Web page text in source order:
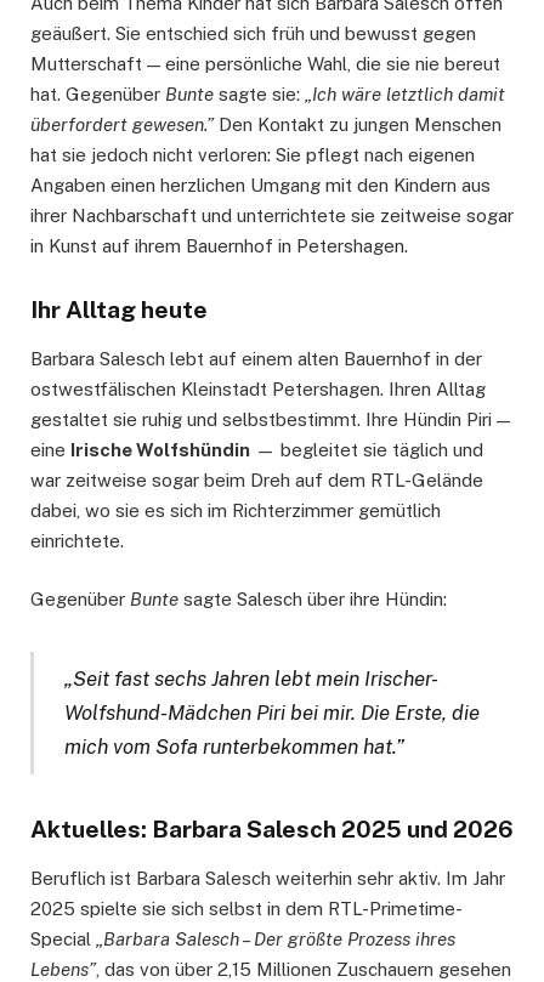
geäußert. Sie entschied sich früh und bewusst gegen
Mutterschaft — eine persönliche Wahl, die sie nie bereut
hat. Gegenüber Bunte sagte sie:
„Ich wäre letztlich damit
überfordert gewesen.”Den Kontakt zu jungen Menschen
hat sie jedoch nicht verloren: Sie pflegt nach eigenen
Angaben einen herzlichen Umgang mit den Kindern aus
ihrer Nachbarschaft und unterrichtete sie zeitweise sogar
in Kunst auf ihrem Bauernhof in Petershagen.
Ihr Alltag heute
Barbara Salesch lebt auf einem alten Bauernhof in der
ostwestfälischen Kleinstadt Petershagen. Ihren Alltag
gestaltet sie ruhig und selbstbestimmt. Ihre Hündin Piri —
eine Irische Wolfshündin — begleitet sie täglich und
war zeitweise sogar beim Dreh auf dem RTL-Gelände
dabei, wo sie es sich im Richterzimmer gemütlich
einrichtete.
Gegenüber Bunte sagte Salesch über ihre Hündin:
„Seit fast sechs Jahren lebt mein Irischer-
Wolfshund-Mädchen Piri bei mir. Die Erste, die
mich vom Sofa runterbekommen hat.”
Aktuelles: Barbara Salesch 2025 und 2026
Beruflich ist Barbara Salesch weiterhin sehr aktiv. Im Jahr
2025 spielte sie sich selbst in dem RTL-Primetime-
Special
„Barbara Salesch – Der größte Prozess ihres
Lebens”, das von über 2,15 Millionen Zuschauern gesehen